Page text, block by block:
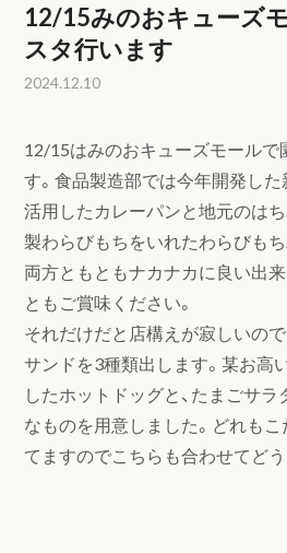
12/15みのおキューズ
スタ行います
2024.12.10
12/15はみのおキューズモールで
す。食品製造部では今年開発し
活用したカレーパンと地元のは
製わらびもちをいれたわらびもち
両方ともともナカナカに良い出
ともご賞味ください。
それだけだと店構えが寂しいの
サンドを3種類出します。某お高
したホットドッグと、たまごサラ
なものを用意しました。どれも
てますのでこちらも合わせてどう